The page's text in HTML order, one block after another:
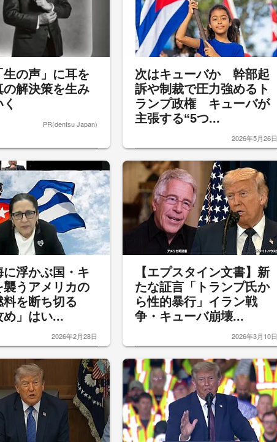
生の声」に耳を
の解決策を生み
PR(dentsu Japan)
次はキューバか 幹部起
訴や制裁で圧力強めるト
ランプ政権 キューバが
主張する“5つ...
2026年5月26日
に浮かぶ国・キ
襲うアメリカの
を断ち切る
め」はい...
2026年2月28日
【エプスタイン文書】新
たな証言「トランプ氏か
ら性的暴行」イラン戦
争・キューバ崩壊...
2026年3月10日